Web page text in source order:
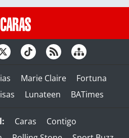
Marie Claire
Fortuna
Lunateen BATimes
Caras
Contigo